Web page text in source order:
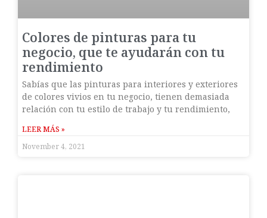
Colores de pinturas para tu
negocio, que te ayudarán con tu
rendimiento
Sabías que las pinturas para interiores y exteriores
de colores vivios en tu negocio, tienen demasiada
relación con tu estilo de trabajo y tu rendimiento,
LEER MÁS »
November 4, 2021